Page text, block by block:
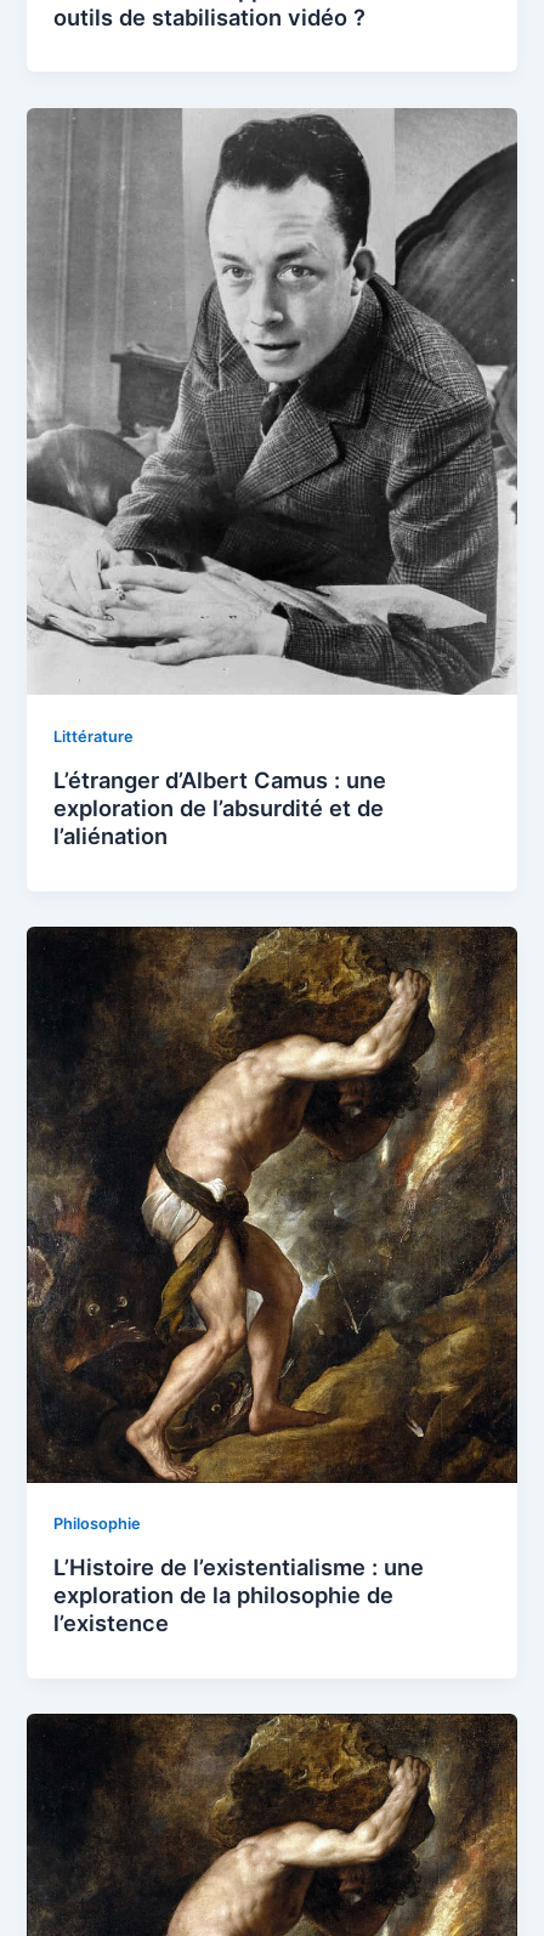
outils de stabilisation vidéo ?
Littérature
L’étranger d’Albert Camus : une
exploration de l’absurdité et de
l’aliénation
Philosophie
L’Histoire de l’existentialisme : une
exploration de la philosophie de
l’existence